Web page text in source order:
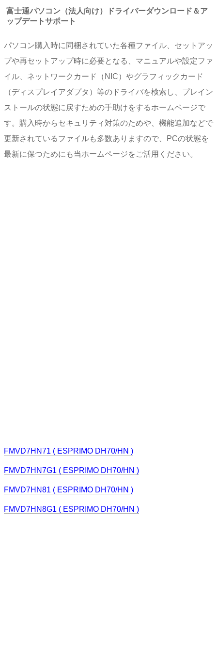
富士通パソコン（法人向け）ドライバーダウンロード＆ア
ップデートサポート
パソコン購入時に同梱されていた各種ファイル、セットアッ
プや再セットアップ時に必要となる、マニュアルや設定ファ
イル、ネットワークカード（NIC）やグラフィックカード
（ディスプレイアダプタ）等のドライバを検索し、プレイン
ストールの状態に戻すための手助けをするホームページで
す。購入時からセキュリティ対策のためや、機能追加などで
更新されているファイルも多数ありますので、PCの状態を
最新に保つためにも当ホームページをご活用ください。
FMVD7HN71 ( ESPRIMO DH70/HN )
FMVD7HN7G1 ( ESPRIMO DH70/HN )
FMVD7HN81 ( ESPRIMO DH70/HN )
FMVD7HN8G1 ( ESPRIMO DH70/HN )